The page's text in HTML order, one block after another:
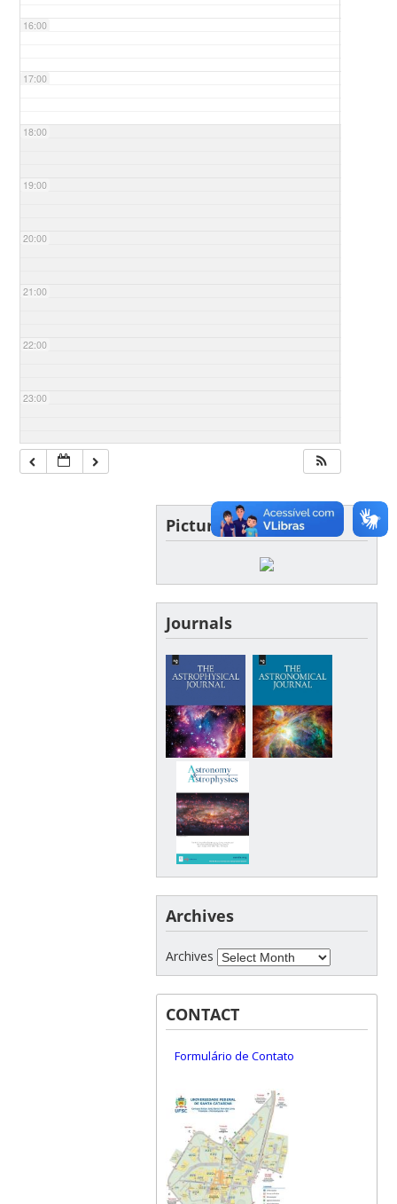
16:00
17:00
18:00
19:00
20:00
21:00
22:00
23:00
Picture of the day
Journals
Archives
Archives
CONTACT
Formulário de Contato